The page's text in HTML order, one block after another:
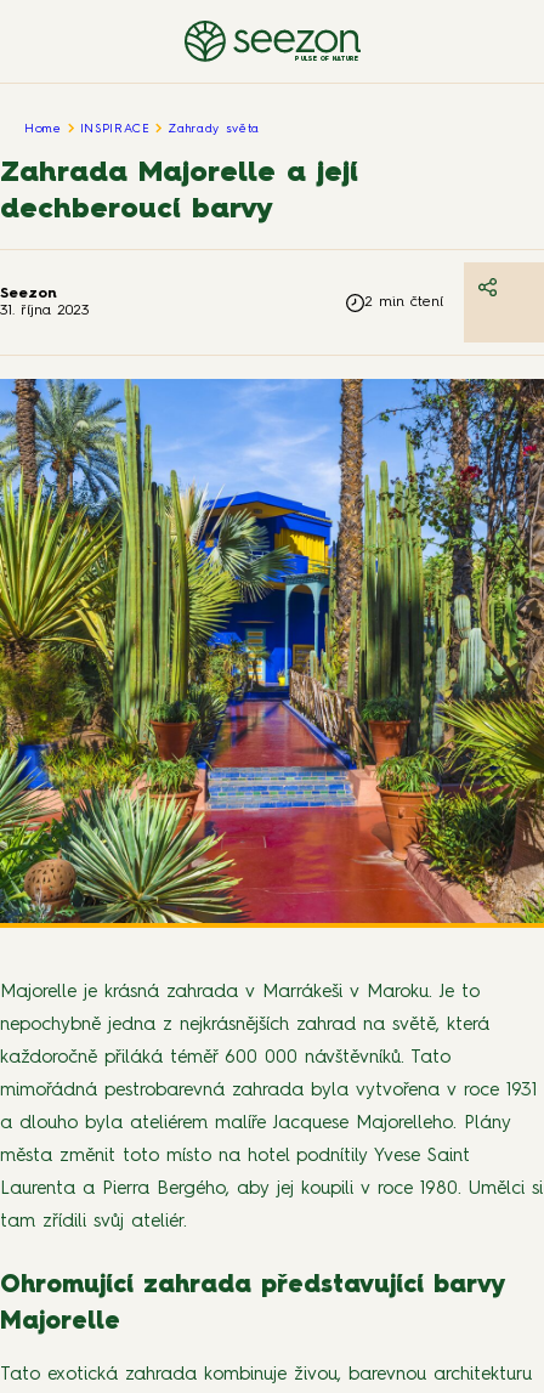
PULSE OF NATURE
Home INSPIRACE Zahrady světa
Zahrada Majorelle a její
dechberoucí barvy
Seezon
31. října 2023
2 min čtení
Majorelle je krásná zahrada v Marrákeši v Maroku. Je to
nepochybně jedna z nejkrásnějších zahrad na světě, která
každoročně přiláká téměř 600 000 návštěvníků. Tato
mimořádná pestrobarevná zahrada byla vytvořena v roce 1931
a dlouho byla ateliérem malíře Jacquese Majorelleho. Plány
města změnit toto místo na hotel podnítily Yvese Saint
Laurenta a Pierra Bergého, aby jej koupili v roce 1980. Umělci si
tam zřídili svůj ateliér.
Ohromující zahrada představující barvy
Majorelle
Tato exotická zahrada kombinuje živou, barevnou architekturu